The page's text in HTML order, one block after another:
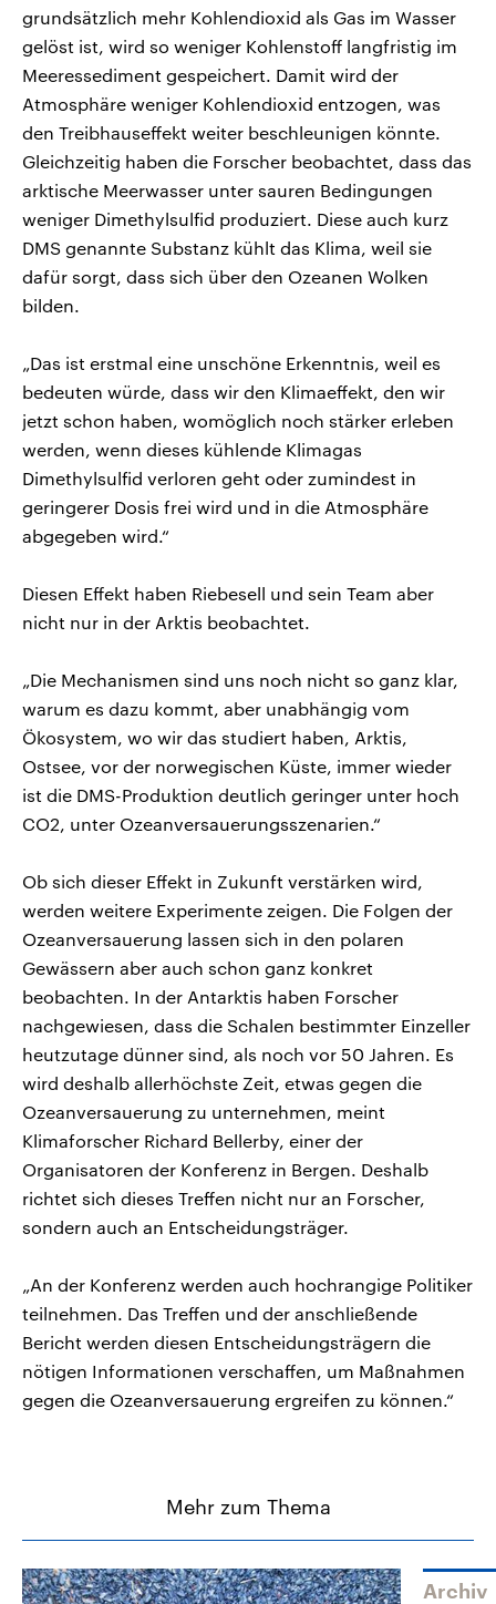
grundsätzlich mehr Kohlendioxid als Gas im Wasser
gelöst ist, wird so weniger Kohlenstoff langfristig im
Meeressediment gespeichert. Damit wird der
Atmosphäre weniger Kohlendioxid entzogen, was
den Treibhauseffekt weiter beschleunigen könnte.
Gleichzeitig haben die Forscher beobachtet, dass das
arktische Meerwasser unter sauren Bedingungen
weniger Dimethylsulfid produziert. Diese auch kurz
DMS genannte Substanz kühlt das Klima, weil sie
dafür sorgt, dass sich über den Ozeanen Wolken
bilden.
„Das ist erstmal eine unschöne Erkenntnis, weil es
bedeuten würde, dass wir den Klimaeffekt, den wir
jetzt schon haben, womöglich noch stärker erleben
werden, wenn dieses kühlende Klimagas
Dimethylsulfid verloren geht oder zumindest in
geringerer Dosis frei wird und in die Atmosphäre
abgegeben wird.“
Diesen Effekt haben Riebesell und sein Team aber
nicht nur in der Arktis beobachtet.
„Die Mechanismen sind uns noch nicht so ganz klar,
warum es dazu kommt, aber unabhängig vom
Ökosystem, wo wir das studiert haben, Arktis,
Ostsee, vor der norwegischen Küste, immer wieder
ist die DMS-Produktion deutlich geringer unter hoch
CO2, unter Ozeanversauerungsszenarien.“
Ob sich dieser Effekt in Zukunft verstärken wird,
werden weitere Experimente zeigen. Die Folgen der
Ozeanversauerung lassen sich in den polaren
Gewässern aber auch schon ganz konkret
beobachten. In der Antarktis haben Forscher
nachgewiesen, dass die Schalen bestimmter Einzeller
heutzutage dünner sind, als noch vor 50 Jahren. Es
wird deshalb allerhöchste Zeit, etwas gegen die
Ozeanversauerung zu unternehmen, meint
Klimaforscher Richard Bellerby, einer der
Organisatoren der Konferenz in Bergen. Deshalb
richtet sich dieses Treffen nicht nur an Forscher,
sondern auch an Entscheidungsträger.
„An der Konferenz werden auch hochrangige Politiker
teilnehmen. Das Treffen und der anschließende
Bericht werden diesen Entscheidungsträgern die
nötigen Informationen verschaffen, um Maßnahmen
gegen die Ozeanversauerung ergreifen zu können.“
Mehr zum Thema
Archiv